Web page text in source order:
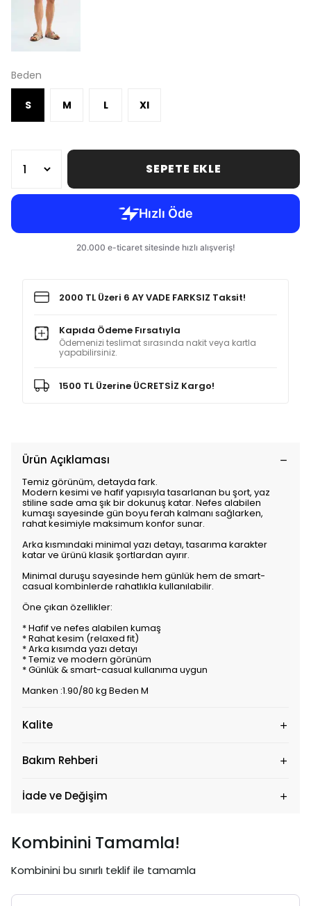
Beden
S M L Xl
SEPETE EKLE
2000 TL Üzeri 6 AY VADE FARKSIZ Taksit!
Kapıda Ödeme Fırsatıyla
Ödemenizi teslimat sırasında nakit veya kartla
yapabilirsiniz.
1500 TL Üzerine ÜCRETSİZ Kargo!
Ürün Açıklaması
Temiz görünüm, detayda fark.
Modern kesimi ve hafif yapısıyla tasarlanan bu şort, yaz
stiline sade ama şık bir dokunuş katar. Nefes alabilen
kumaşı sayesinde gün boyu ferah kalmanı sağlarken,
rahat kesimiyle maksimum konfor sunar.
Arka kısmındaki minimal yazı detayı, tasarıma karakter
katar ve ürünü klasik şortlardan ayırır.
Minimal duruşu sayesinde hem günlük hem de smart-
casual kombinlerde rahatlıkla kullanılabilir.
Öne çıkan özellikler:
* Hafif ve nefes alabilen kumaş
* Rahat kesim (relaxed fit)
* Arka kısımda yazı detayı
* Temiz ve modern görünüm
* Günlük & smart-casual kullanıma uygun
Manken :1.90/80 kg Beden M
Kalite
Bakım Rehberi
İade ve Değişim
Kombinini Tamamla!
Kombinini bu sınırlı teklif ile tamamla